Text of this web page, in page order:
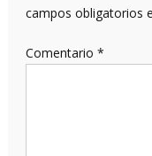
campos obligatorios
Comentario *